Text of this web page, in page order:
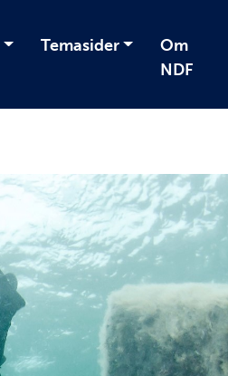
Temasider
Om
NDF